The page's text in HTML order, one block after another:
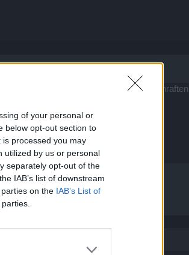
of your personal or
below opt-out section to
processed you may
utilized by us or personal
separately opt-out of the
IAB’s list of downstream
on the IAB’s List of
kommen dann habter welche zum chraften